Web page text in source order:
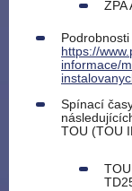
ZPA
https://
informace/
Spínací
TOU (TOU